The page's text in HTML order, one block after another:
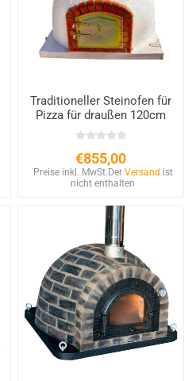
Traditioneller Steinofen für
Pizza für draußen 120cm
€855,00
Preise inkl. MwSt. Der Versand ist
nicht enthalten